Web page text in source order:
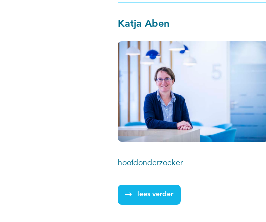
Katja Aben
hoofdonderzoeker
lees verder